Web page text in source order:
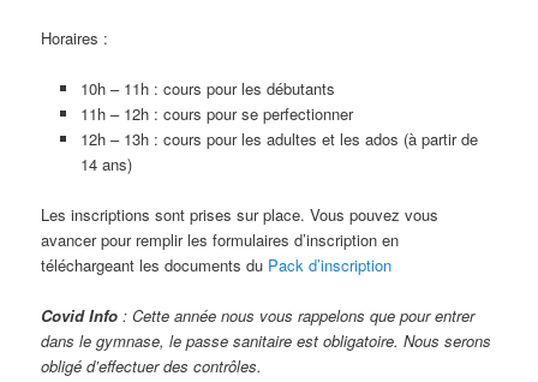
Horaires :
10h – 11h : cours pour les débutants
11h – 12h : cours pour se perfectionner
12h – 13h : cours pour les adultes et les ados (à partir de
14 ans)
Les inscriptions sont prises sur place. Vous pouvez vous
avancer pour remplir les formulaires d’inscription en
téléchargeant les documents du Pack d’inscription
Covid Info : Cette année nous vous rappelons que pour entrer
dans le gymnase, le passe sanitaire est obligatoire. Nous serons
obligé d’effectuer des contrôles.